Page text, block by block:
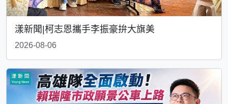
漾新聞|柯志恩攜手李振豪拚大旗美
2026-08-06